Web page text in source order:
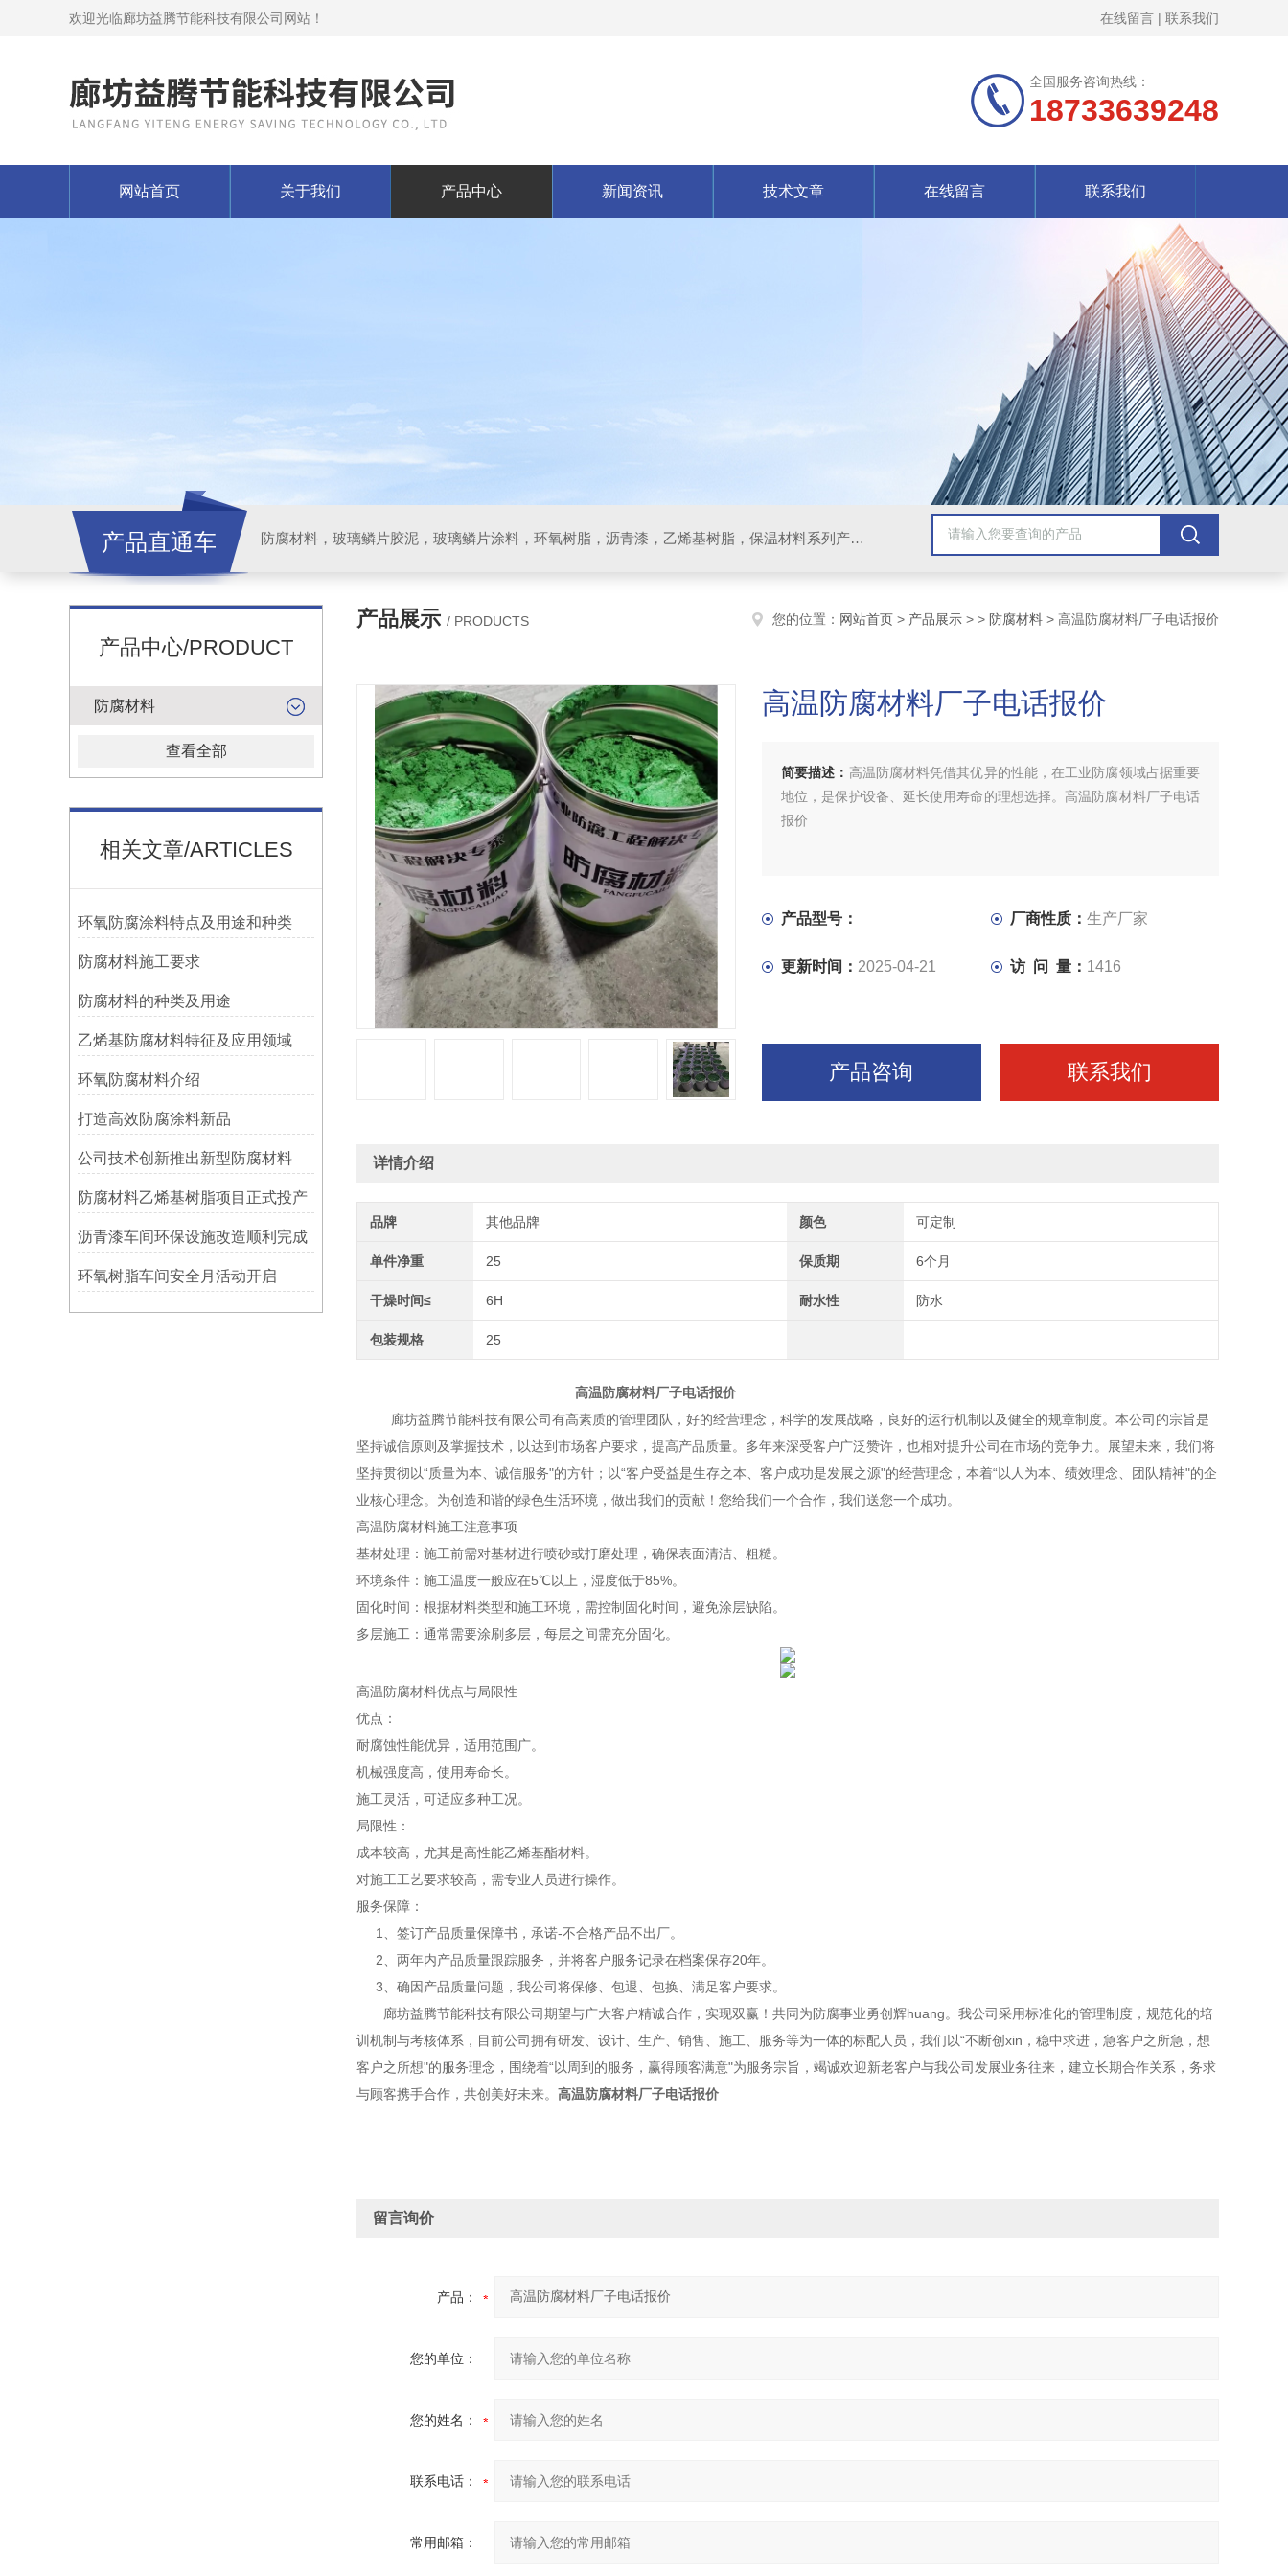
欢迎光临廊坊益腾节能科技有限公司网站！ 在线留言 | 联系我们
全国服务咨询热线：
18733639248
网站首页 关于我们 产品中心 新闻资讯 技术文章 在线留言 联系我们
产品直通车 防腐材料，玻璃鳞片胶泥，玻璃鳞片涂料，环氧树脂，沥青漆，乙烯基树脂，保温材料系列产品。
产品中心/PRODUCT
防腐材料
查看全部
相关文章/ARTICLES
环氧防腐涂料特点及用途和种类
防腐材料施工要求
防腐材料的种类及用途
乙烯基防腐材料特征及应用领域
环氧防腐材料介绍
打造高效防腐涂料新品
公司技术创新推出新型防腐材料
防腐材料乙烯基树脂项目正式投产
沥青漆车间环保设施改造顺利完成
环氧树脂车间安全月活动开启
产品展示 / PRODUCTS 您的位置： 网站首页 > 产品展示 > > 防腐材料 > 高温防腐材料厂子电话报价
高温防腐材料厂子电话报价
简要描述： 高温防腐材料凭借其优异的性能，在工业防腐领域占据重要
地位，是保护设备、延长使用寿命的理想选择。高温防腐材料厂子电话
报价
产品型号： 厂商性质： 生产厂家
更新时间： 2025-04-21 访 问 量： 1416
产品咨询 联系我们
详情介绍
品牌 其他品牌 颜色 可定制
单件净重 25 保质期 6个月
干燥时间≤ 6H 耐水性 防水
包装规格 25
高温防腐材料厂子电话报价
廊坊益腾节能科技有限公司有高素质的管理团队，好的经营理念，科学的发展战略，良好的运行机制以及健全的规章制度。本公司的宗旨是
坚持诚信原则及掌握技术，以达到市场客户要求，提高产品质量。多年来深受客户广泛赞许，也相对提升公司在市场的竞争力。展望未来，我们将
坚持贯彻以“质量为本、诚信服务"的方针；以“客户受益是生存之本、客户成功是发展之源"的经营理念，本着“以人为本、绩效理念、团队精神"的企
业核心理念。为创造和谐的绿色生活环境，做出我们的贡献！您给我们一个合作，我们送您一个成功。
高温防腐材料施工注意事项
基材处理：施工前需对基材进行喷砂或打磨处理，确保表面清洁、粗糙。
环境条件：施工温度一般应在5℃以上，湿度低于85%。
固化时间：根据材料类型和施工环境，需控制固化时间，避免涂层缺陷。
多层施工：通常需要涂刷多层，每层之间需充分固化。
高温防腐材料优点与局限性
优点：
耐腐蚀性能优异，适用范围广。
机械强度高，使用寿命长。
施工灵活，可适应多种工况。
局限性：
成本较高，尤其是高性能乙烯基酯材料。
对施工工艺要求较高，需专业人员进行操作。
服务保障：
1、签订产品质量保障书，承诺-不合格产品不出厂。
2、两年内产品质量跟踪服务，并将客户服务记录在档案保存20年。
3、确因产品质量问题，我公司将保修、包退、包换、满足客户要求。
廊坊益腾节能科技有限公司期望与广大客户精诚合作，实现双赢！共同为防腐事业勇创辉huang。我公司采用标准化的管理制度，规范化的培
训机制与考核体系，目前公司拥有研发、设计、生产、销售、施工、服务等为一体的标配人员，我们以“不断创xin，稳中求进，急客户之所急，想
客户之所想"的服务理念，围绕着“以周到的服务，赢得顾客满意"为服务宗旨，竭诚欢迎新老客户与我公司发展业务往来，建立长期合作关系，务求
与顾客携手合作，共创美好未来。 高温防腐材料厂子电话报价
留言询价
产品：
您的单位：
您的姓名：
联系电话：
常用邮箱：